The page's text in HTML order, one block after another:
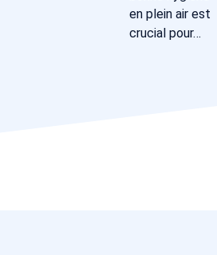
en plein air est
crucial pour…